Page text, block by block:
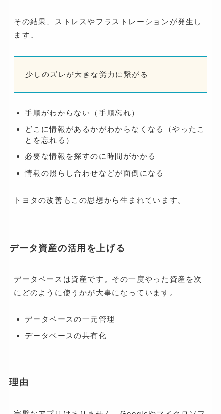
その結果、ストレスやフラストレーションが発生し
ます。
少しのズレが大きな労力に繋がる
手順がわからない（手順忘れ）
どこに情報があるかがわからなくなる（やったこ
とを忘れる）
必要な情報を探すのに時間がかかる
情報の照らし合わせなどが面倒になる
トヨタの改善もこの思想から生まれています。
データ資産の活用を上げる
データベースは資産です。その一度やった資産を次
にどのように使うかが大事になっています。
データベースの一元管理
データベースの共有化
理由